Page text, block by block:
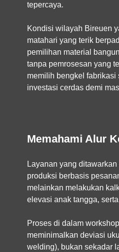
tepercaya.
Kondisi wilayah Bireuen
matahari yang terik
pemilihan material
tanpa pemrosesan yang
memilih bengkel
investasi cerdas demi
Memahami Alur
Layanan yang ditawarkan
produksi berbasis
melainkan melakukan
elevasi anak tangga,
Proses di dalam
meminimalkan deviasi
welding), bukan sekadar